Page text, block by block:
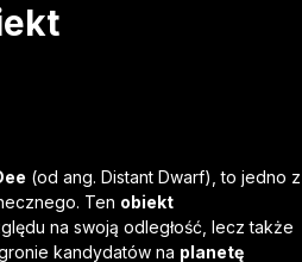
(od ang. Distant Dwarf), to jedno z
Ten obiekt
na swoją odległość, lecz także
kandydatów na planetę